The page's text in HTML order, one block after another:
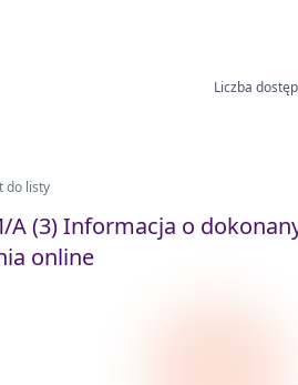
Liczba
do listy
A (3) Informacja o
online